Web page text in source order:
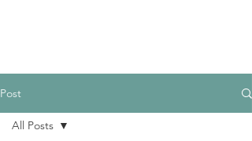
Post
All Posts